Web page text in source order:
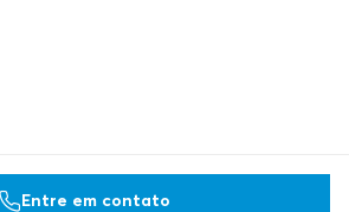
Entre em contato